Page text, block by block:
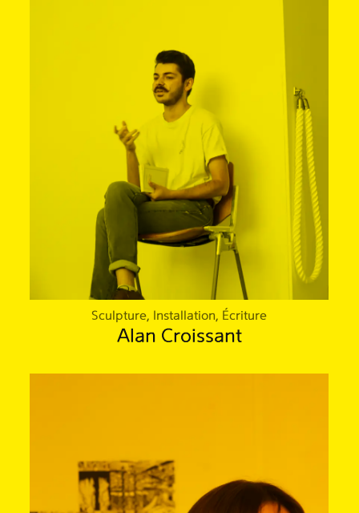
Sculpture, Installation, Écriture
Alan Croissant